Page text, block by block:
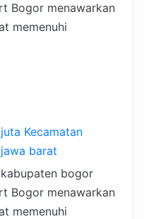
Bogor menawarkan
memenuhi
Kecamatan
barat
bogor
Bogor menawarkan
memenuhi